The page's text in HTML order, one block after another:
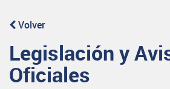
Volver
Legislación y
Oficiales